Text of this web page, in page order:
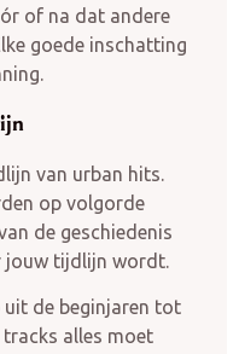
of na dat andere
goede inschatting
van urban hits.
op volgorde
de geschiedenis
jouw tijdlijn wordt.
uit de beginjaren tot
alles moet